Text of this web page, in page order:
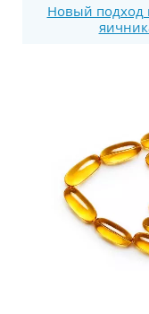
Новый подход